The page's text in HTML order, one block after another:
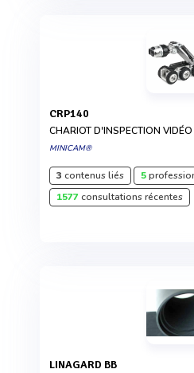
CRP140
CHARIOT D'INSPECTION VIDÉO
MINICAM®
3 contenus liés 5
1577consultations récentes
LINAGARD BB